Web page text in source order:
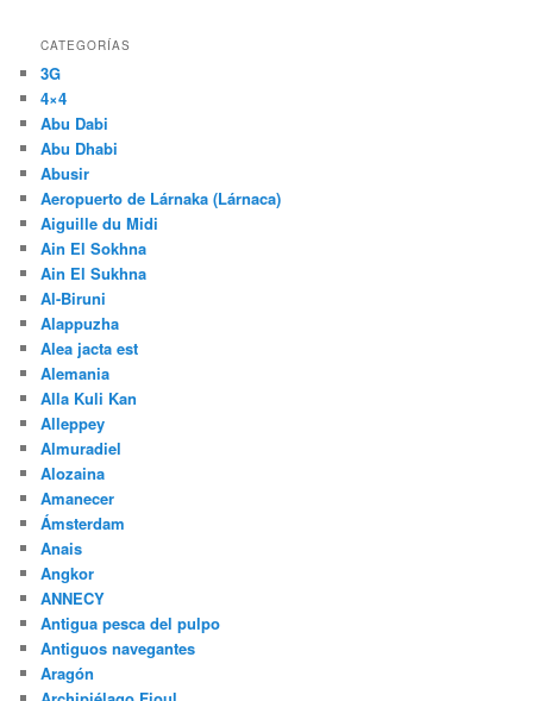
enero 2013
septiembre 2012
julio 2012
CATEGORÍAS
3G
4×4
Abu Dabi
Abu Dhabi
Abusir
Aeropuerto de Lárnaka (Lárnaca)
Aiguille du Midi
Ain El Sokhna
Ain El Sukhna
Al-Biruni
Alappuzha
Alea jacta est
Alemania
Alla Kuli Kan
Alleppey
Almuradiel
Alozaina
Amanecer
Ámsterdam
Anais